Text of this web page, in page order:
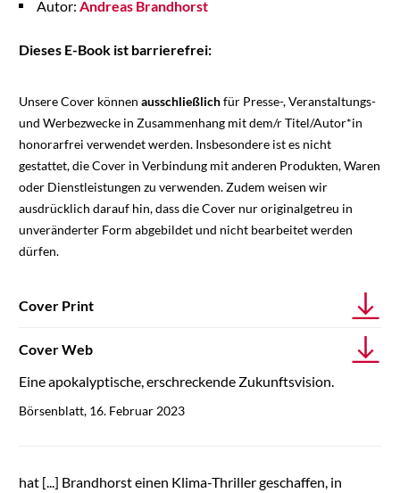
Autor: Andreas Brandhorst
Dieses E-Book ist barrierefrei:
Unsere Cover können ausschließlichfür Presse-, Veranstaltungs-
und Werbezwecke in Zusammenhang mit dem/r Titel/Autor*in
honorarfrei verwendet werden. Insbesondere ist es nicht
gestattet, die Cover in Verbindung mit anderen Produkten, Waren
oder Dienstleistungen zu verwenden. Zudem weisen wir
ausdrücklich darauf hin, dass die Cover nur originalgetreu in
unveränderter Form abgebildet und nicht bearbeitet werden
dürfen.
Cover Print
Cover Web
Eine apokalyptische, erschreckende Zukunftsvision.
Börsenblatt, 16. Februar 2023
hat [...] Brandhorst einen Klima-Thriller geschaffen, in